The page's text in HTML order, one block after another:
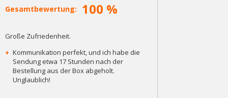
Gesamtbewertung: 100 %
Große Zufriedenheit.
+ Kommunikation perfekt, und ich habe die
Sendung etwa 17 Stunden nach der
Bestellung aus der Box abgeholt.
Unglaublich!